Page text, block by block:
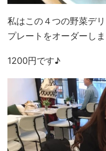
私はこの４つの野菜デ
プレートをオーダーし
1200円です♪